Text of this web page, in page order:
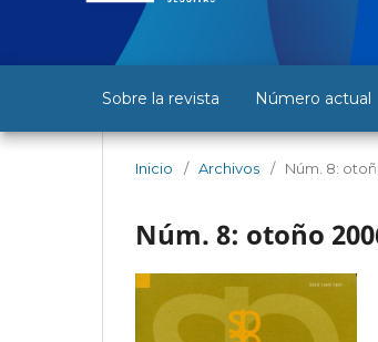
Sobre la revista Número actual
Inicio / Archivos / Núm. 8:
Núm. 8: otoño